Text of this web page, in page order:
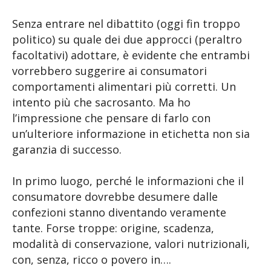
Senza entrare nel dibattito (oggi fin troppo
politico) su quale dei due approcci (peraltro
facoltativi) adottare, è evidente che entrambi
vorrebbero suggerire ai consumatori
comportamenti alimentari più corretti. Un
intento più che sacrosanto. Ma ho
l’impressione che pensare di farlo con
un’ulteriore informazione in etichetta non sia
garanzia di successo.
In primo luogo, perché le informazioni che il
consumatore dovrebbe desumere dalle
confezioni stanno diventando veramente
tante. Forse troppe: origine, scadenza,
modalità di conservazione, valori nutrizionali,
con, senza, ricco o povero in….